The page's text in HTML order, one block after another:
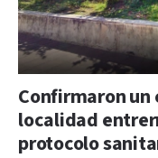
Confirmaron un
localidad
protocolo